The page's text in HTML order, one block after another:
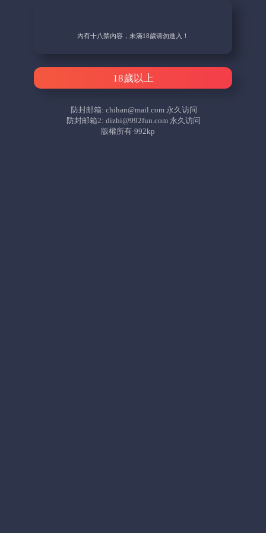
內有十八禁內容，未滿18歲请勿進入！
18歲以上
防封邮箱: chihan@mail.com永久访问
防封邮箱2:dizhi@992fun.com 永久访问
版權所有·992kp